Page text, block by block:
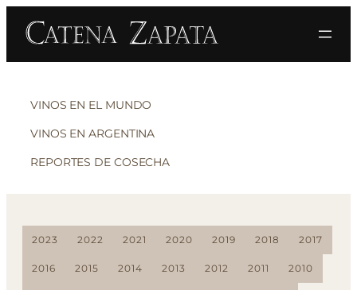
VINOS EN EL MUNDO
VINOS EN ARGENTINA
REPORTES DE COSECHA
2023 2022 2021 2020 2019 2018 2017
2016 2015 2014 2013 2012 2011 2010